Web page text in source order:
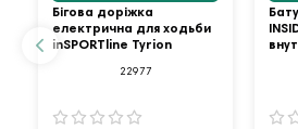
Бігова доріжка
електрична для ходьби
inSPORTline Tyrion
22977